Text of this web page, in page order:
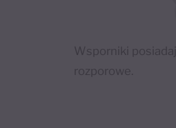
Wsporniki
rozporowe.